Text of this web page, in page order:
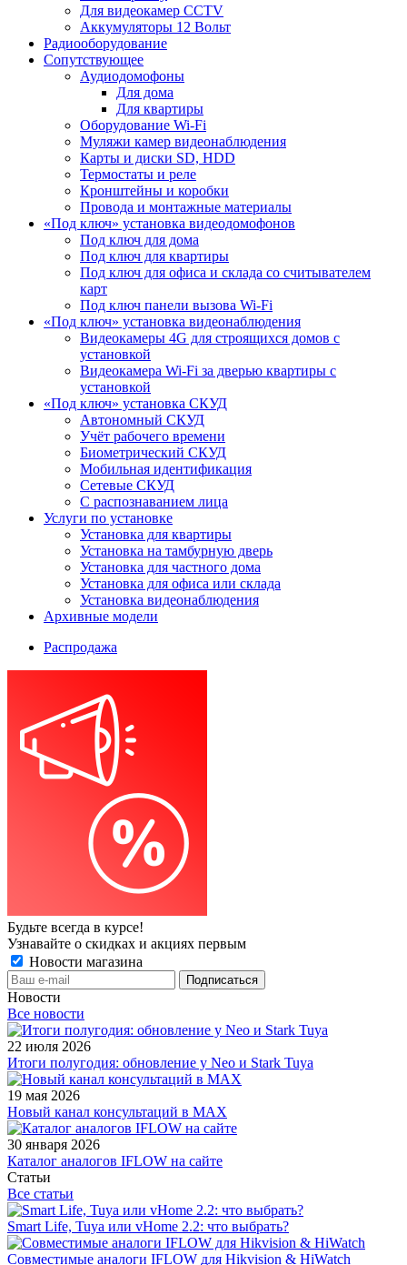
Для видеокамер CCTV
Аккумуляторы 12 Вольт
Радиооборудование
Сопутствующее
Аудиодомофоны
Для дома
Для квартиры
Оборудование Wi-Fi
Муляжи камер видеонаблюдения
Карты и диски SD, HDD
Термостаты и реле
Кронштейны и коробки
Провода и монтажные материалы
«Под ключ» установка видеодомофонов
Под ключ для дома
Под ключ для квартиры
Под ключ для офиса и склада со считывателем
карт
Под ключ панели вызова Wi-Fi
«Под ключ» установка видеонаблюдения
Видеокамеры 4G для строящихся домов с
установкой
Видеокамера Wi-Fi за дверью квартиры с
установкой
«Под ключ» установка СКУД
Автономный СКУД
Учёт рабочего времени
Биометрический СКУД
Мобильная идентификация
Сетевые СКУД
С распознаванием лица
Услуги по установке
Установка для квартиры
Установка на тамбурную дверь
Установка для частного дома
Установка для офиса или склада
Установка видеонаблюдения
Архивные модели
Распродажа
Будьте всегда в курсе!
Узнавайте о скидках и акциях первым
Новости магазина
Новости
Все новости
22 июля 2026
Итоги полугодия: обновление у Neo и Stark Tuya
19 мая 2026
Новый канал консультаций в MAX
30 января 2026
Каталог аналогов IFLOW на сайте
Статьи
Все статьи
Smart Life, Tuya или vHome 2.2: что выбрать?
Совместимые аналоги IFLOW для Hikvision & HiWatch